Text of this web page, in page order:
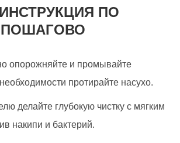
ПО
опорожняйте и промывайте
протирайте насухо.
делайте глубокую чистку с мягким
накипи и бактерий.